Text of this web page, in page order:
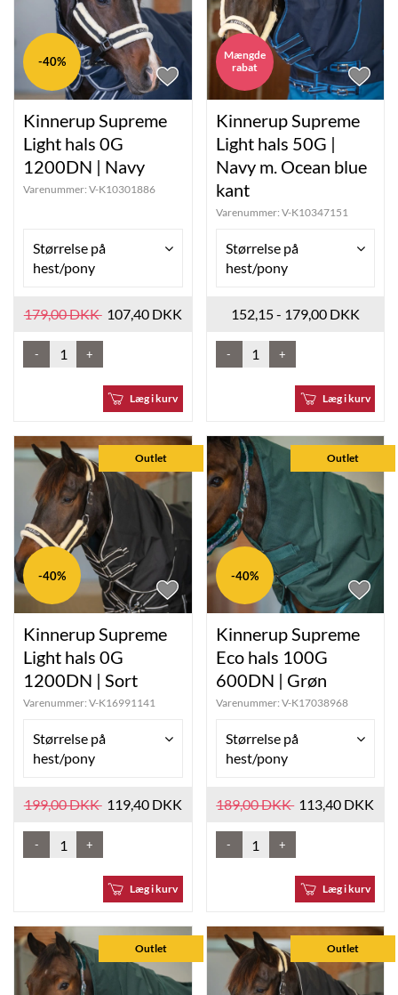
-40%
Kinnerup Supreme
Light hals 0G
1200DN | Navy
Varenummer: V-K10301886
Størrelse på
hest/pony
179,00 DKK 107,40 DKK
- +
Læg i kurv
Mængde
rabat
Kinnerup Supreme
Light hals 50G |
Navy m. Ocean blue
kant
Varenummer: V-K10347151
Størrelse på
hest/pony
152,15 - 179,00 DKK
- +
Læg i kurv
-40%
Kinnerup Supreme
Light hals 0G
1200DN | Sort
Varenummer: V-K16991141
Størrelse på
hest/pony
Outlet
199,00 DKK 119,40 DKK
- +
Læg i kurv
-40%
Kinnerup Supreme
Eco hals 100G
600DN | Grøn
Varenummer: V-K17038968
Størrelse på
hest/pony
Outlet
189,00 DKK 113,40 DKK
- +
Læg i kurv
Outlet Outlet